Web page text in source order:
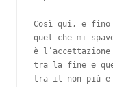
Così qui, e fino
quel che mi
è
tra la fine e
tra il non più e